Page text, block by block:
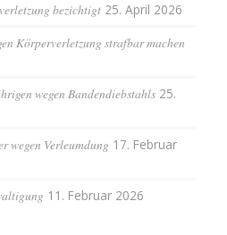
bezichtigt 25. April 2026
Körperverletzung strafbar machen
wegen Bandendiebstahls 25.
wegen Verleumdung 17. Februar
11. Februar 2026